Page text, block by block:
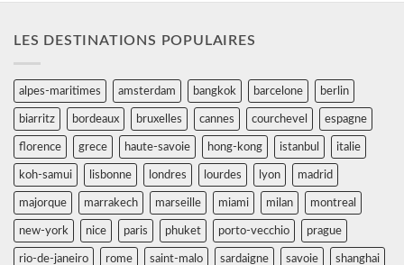
LES DESTINATIONS POPULAIRES
alpes-maritimes amsterdam bangkok barcelone berlin
biarritz bordeaux bruxelles cannes courchevel espagne
florence grece haute-savoie hong-kong istanbul italie
koh-samui lisbonne londres lourdes lyon madrid
majorque marrakech marseille miami milan montreal
new-york nice paris phuket porto-vecchio prague
rio-de-janeiro rome saint-malo sardaigne savoie shanghai